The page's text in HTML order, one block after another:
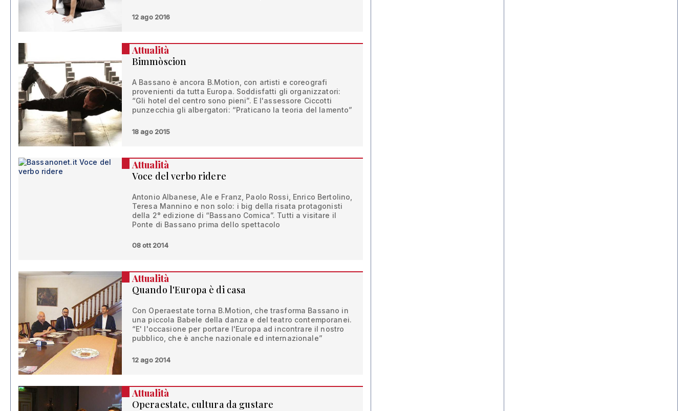
12 ago 2016
Attualità
Bimmòscion
A Bassano è ancora B.Motion, con artisti e coreografi
provenienti da tutta Europa. Soddisfatti gli organizzatori:
“Gli hotel del centro sono pieni”. E l'assessore Ciccotti
punzecchia gli albergatori: “Praticano la teoria del lamento”
18 ago 2015
Attualità
Voce del verbo ridere
Antonio Albanese, Ale e Franz, Paolo Rossi, Enrico Bertolino,
Teresa Mannino e non solo: i big della risata protagonisti
della 2° edizione di “Bassano Comica”. Tutti a visitare il
Ponte di Bassano prima dello spettacolo
08 ott 2014
Attualità
Quando l'Europa è di casa
Con Operaestate torna B.Motion, che trasforma Bassano in
una piccola Babele della danza e del teatro contemporanei.
“E' l'occasione per portare l'Europa ad incontrare il nostro
pubblico, che è anche nazionale ed internazionale”
12 ago 2014
Attualità
Operaestate, cultura da gustare